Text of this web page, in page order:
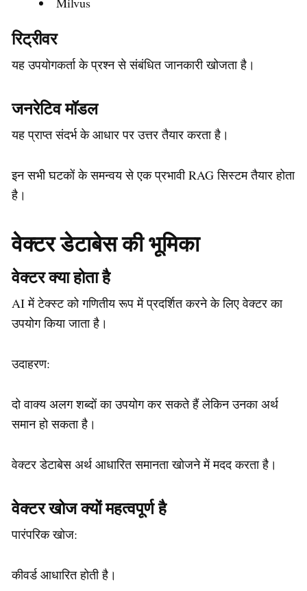
रिट्रीवर
यह उपयोगकर्ता के प्रश्न से संबंधित जानकारी खोजता है।
जनरेटिव मॉडल
यह प्राप्त संदर्भ के आधार पर उत्तर तैयार करता है।
इन सभी घटकों के समन्वय से एक प्रभावी RAG सिस्टम तैयार होता
है।
वेक्टर डेटाबेस की भूमिका
वेक्टर क्या होता है
AI में टेक्स्ट को गणितीय रूप में प्रदर्शित करने के लिए वेक्टर का
उपयोग किया जाता है।
उदाहरण:
दो वाक्य अलग शब्दों का उपयोग कर सकते हैं लेकिन उनका अर्थ
समान हो सकता है।
वेक्टर डेटाबेस अर्थ आधारित समानता खोजने में मदद करता है।
वेक्टर खोज क्यों महत्वपूर्ण है
पारंपरिक खोज:
कीवर्ड आधारित होती है।